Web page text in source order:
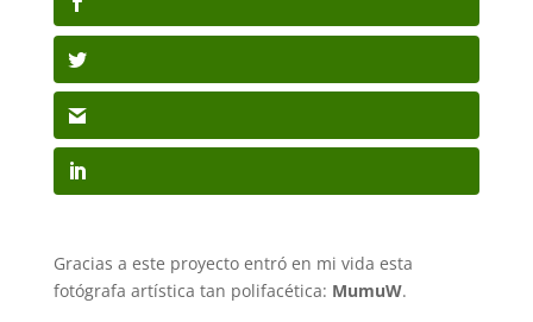
Gracias a este proyecto entró en mi vida esta
fotógrafa artística tan polifacética: MumuW.